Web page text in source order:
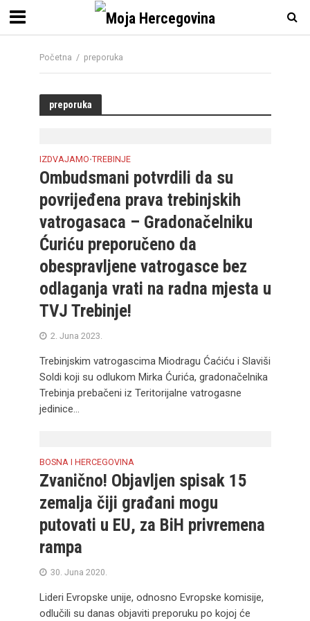
Početna / preporuka
preporuka
IZDVAJAMO•TREBINJE
Ombudsmani potvrdili da su
povrijeđena prava trebinjskih
vatrogasaca – Gradonačelniku
Ćuriću preporučeno da
obespravljene vatrogasce bez
odlaganja vrati na radna mjesta u
TVJ Trebinje!
2. Juna 2023.
Trebinjskim vatrogascima Miodragu Ćaćiću i Slaviši
Soldi koji su odlukom Mirka Ćurića, gradonačelnika
Trebinja prebačeni iz Teritorijalne vatrogasne
jedinice...
BOSNA I HERCEGOVINA
Zvanično! Objavljen spisak 15
zemalja čiji građani mogu
putovati u EU, za BiH privremena
rampa
30. Juna 2020.
Lideri Evropske unije, odnosno Evropske komisije,
odlučili su danas objaviti preporuku po kojoj će